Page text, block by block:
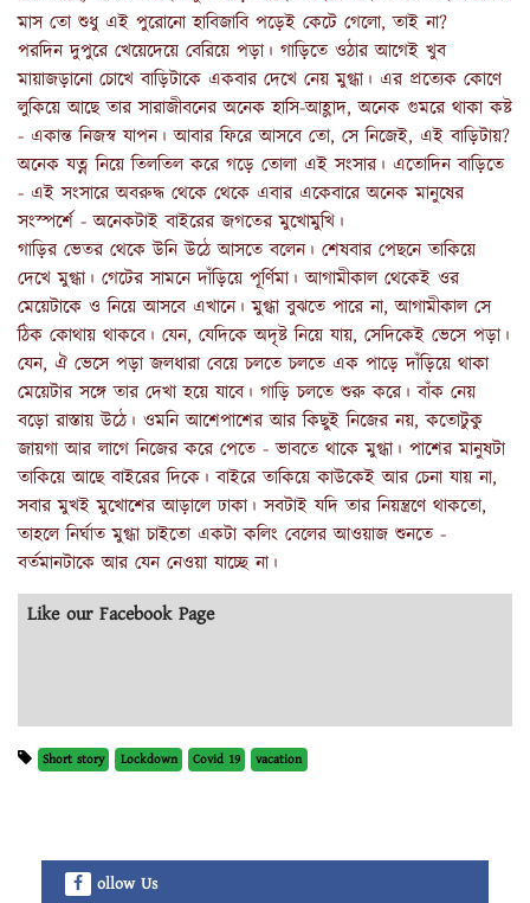
মাস তো শুধু এই পুরোনো হাবিজাবি পড়েই কেটে গেলো, তাই না?
পরদিন দুপুরে খেয়েদেয়ে বেরিয়ে পড়া। গাড়িতে ওঠার আগেই খুব
মায়াজড়ানো চোখে বাড়িটাকে একবার দেখে নেয় মুগ্ধা। এর প্রত্যেক কোণে
লুকিয়ে আছে তার সারাজীবনের অনেক হাসি-আহ্লাদ, অনেক গুমরে থাকা কষ্ট
- একান্ত নিজস্ব যাপন। আবার ফিরে আসবে তো, সে নিজেই, এই বাড়িটায়?
অনেক যত্ন নিয়ে তিলতিল করে গড়ে তোলা এই সংসার। এতোদিন বাড়িতে
- এই সংসারে অবরুদ্ধ থেকে থেকে এবার একেবারে অনেক মানুষের
সংস্পর্শে - অনেকটাই বাইরের জগতের মুখোমুখি।
গাড়ির ভেতর থেকে উনি উঠে আসতে বলেন। শেষবার পেছনে তাকিয়ে
দেখে মুগ্ধা। গেটের সামনে দাঁড়িয়ে পূর্ণিমা। আগামীকাল থেকেই ওর
মেয়েটাকে ও নিয়ে আসবে এখানে। মুগ্ধা বুঝতে পারে না, আগামীকাল সে
ঠিক কোথায় থাকবে। যেন, যেদিকে অদৃষ্ট নিয়ে যায়, সেদিকেই ভেসে পড়া।
যেন, ঐ ভেসে পড়া জলধারা বেয়ে চলতে চলতে এক পাড়ে দাঁড়িয়ে থাকা
মেয়েটার সঙ্গে তার দেখা হয়ে যাবে। গাড়ি চলতে শুরু করে। বাঁক নেয়
বড়ো রাস্তায় উঠে। ওমনি আশেপাশের আর কিছুই নিজের নয়, কতোটুকু
জায়গা আর লাগে নিজের করে পেতে - ভাবতে থাকে মুগ্ধা। পাশের মানুষটা
তাকিয়ে আছে বাইরের দিকে। বাইরে তাকিয়ে কাউকেই আর চেনা যায় না,
সবার মুখই মুখোশের আড়ালে ঢাকা। সবটাই যদি তার নিয়ন্ত্রণে থাকতো,
তাহলে নির্ঘাত মুগ্ধা চাইতো একটা কলিং বেলের আওয়াজ শুনতে -
বর্তমানটাকে আর যেন নেওয়া যাচ্ছে না।
Like our Facebook Page
Short story Lockdown Covid 19 vacation
ollow Us